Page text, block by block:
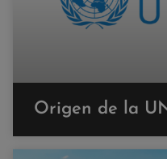
Origen de la